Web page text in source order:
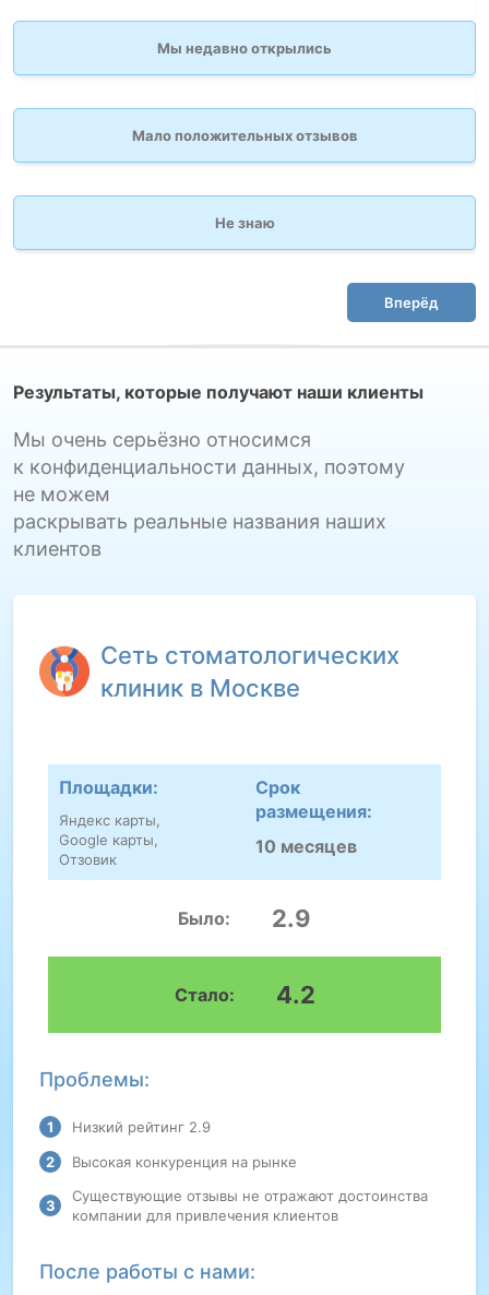
Мы недавно открылись
Мало положительных отзывов
Не знаю
Вперёд
Результаты, которые получают наши клиенты
Мы очень серьёзно относимся
к конфиденциальности данных, поэтому
не можем
раскрывать реальные названия наших
клиентов
Сеть стоматологических
клиник в Москве
Проблемы:
Низкий рейтинг 2.9
Высокая конкуренция на рынке
Существующие отзывы не отражают достоинства
компании для привлечения клиентов
Площадки:
Яндекс карты,
Google карты,
Отзовик
Срок
размещения:
10 месяцев
Было: 2.9
Стало: 4.2
После работы с нами: